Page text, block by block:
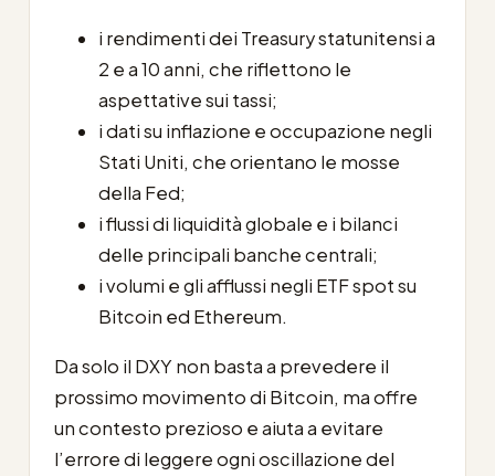
i rendimenti dei Treasury statunitensi a
2 e a 10 anni, che riflettono le
aspettative sui tassi;
i dati su inflazione e occupazione negli
Stati Uniti, che orientano le mosse
della Fed;
i flussi di liquidità globale e i bilanci
delle principali banche centrali;
i volumi e gli afflussi negli ETF spot su
Bitcoin ed Ethereum.
Da solo il DXY non basta a prevedere il
prossimo movimento di Bitcoin, ma offre
un contesto prezioso e aiuta a evitare
l’errore di leggere ogni oscillazione del